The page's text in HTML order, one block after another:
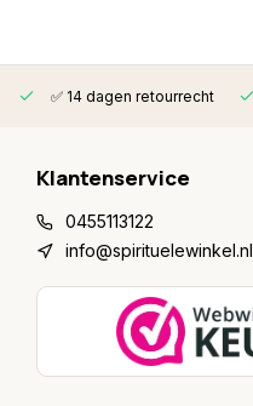
✅ 14 dagen retourrecht
Klantenservice
0455113122
info@spirituelewinkel.nl